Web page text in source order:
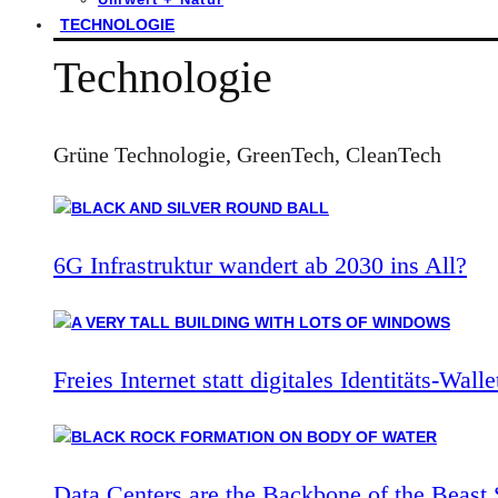
TECHNOLOGIE
Technologie
Grüne Technologie, GreenTech, CleanTech
6G Infrastruktur wandert ab 2030 ins All?
Freies Internet statt digitales Identitäts-